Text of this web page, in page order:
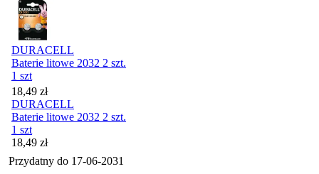
DURACELL
Baterie litowe 2032 2 szt.
1 szt
Cena
18,49 zł
DURACELL
Baterie litowe 2032 2 szt.
1 szt
Cena
18,49 zł
Przydatny do 17-06-2031